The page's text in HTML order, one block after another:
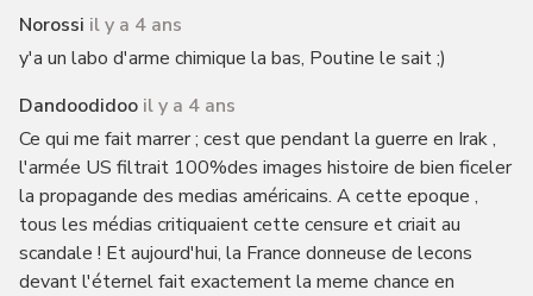
Norossi il y a 4 ans
y'a un labo d'arme chimique la bas, Poutine le sait ;)
Dandoodidoo il y a 4 ans
Ce qui me fait marrer ; cest que pendant la guerre en Irak ,
l'armée US filtrait 100%des images histoire de bien ficeler
la propagande des medias américains. A cette epoque ,
tous les médias critiquaient cette censure et criait au
scandale ! Et aujourd'hui, la France donneuse de lecons
devant l'éternel fait exactement la meme chance en